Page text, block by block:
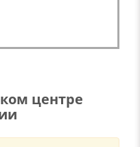
центре